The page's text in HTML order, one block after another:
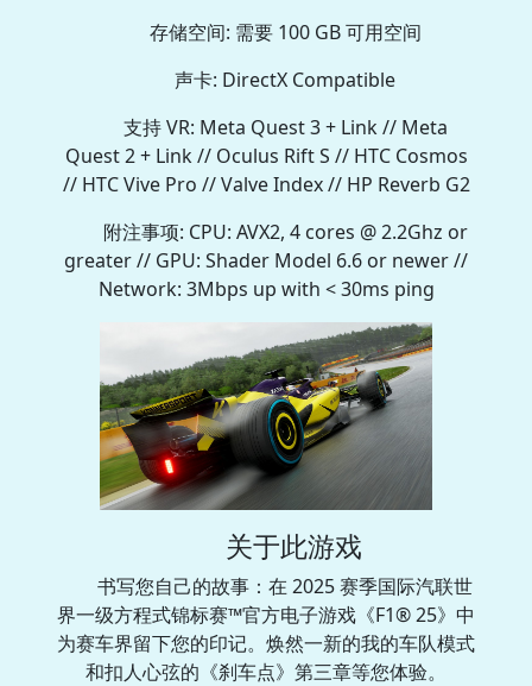
存储空间: 需要 100 GB 可用空间
声卡: DirectX Compatible
支持 VR: Meta Quest 3 + Link // Meta
Quest 2 + Link // Oculus Rift S // HTC Cosmos
// HTC Vive Pro // Valve Index // HP Reverb G2
附注事项: CPU: AVX2, 4 cores @ 2.2Ghz or
greater // GPU: Shader Model 6.6 or newer //
Network: 3Mbps up with < 30ms ping
关于此游戏
书写您自己的故事：在 2025 赛季国际汽联世
界一级方程式锦标赛™官方电子游戏《F1® 25》中
为赛车界留下您的印记。焕然一新的我的车队模式
和扣人心弦的《刹车点》第三章等您体验。